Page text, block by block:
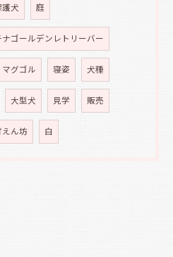
護犬 庭
ゴールデンレトリーバー
マグゴル 寝姿 犬種
大型犬 見学 販売
えん坊 白